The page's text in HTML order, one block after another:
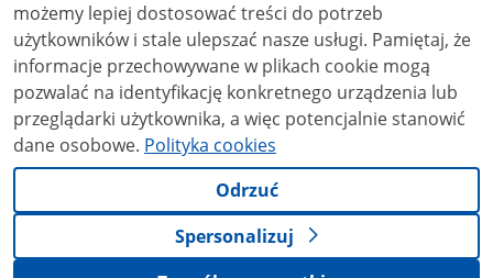
możemy lepiej dostosować treści do potrzeb
użytkowników i stale ulepszać nasze usługi. Pamiętaj, że
informacje przechowywane w plikach cookie mogą
pozwalać na identyfikację konkretnego urządzenia lub
przeglądarki użytkownika, a więc potencjalnie stanowić
dane osobowe. Polityka cookies
Odrzuć
Spersonalizuj